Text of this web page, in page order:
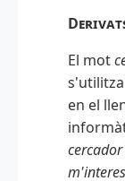
El mot
en el